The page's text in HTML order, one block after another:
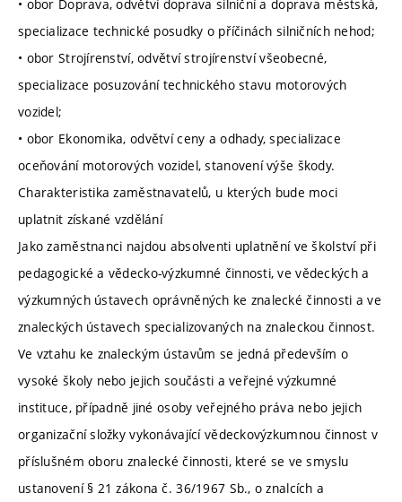
• obor Doprava, odvětví doprava silniční a doprava městská,
specializace technické posudky o příčinách silničních nehod;
• obor Strojírenství, odvětví strojírenství všeobecné,
specializace posuzování technického stavu motorových
vozidel;
• obor Ekonomika, odvětví ceny a odhady, specializace
oceňování motorových vozidel, stanovení výše škody.
Charakteristika zaměstnavatelů, u kterých bude moci
uplatnit získané vzdělání
Jako zaměstnanci najdou absolventi uplatnění ve školství při
pedagogické a vědecko-výzkumné činnosti, ve vědeckých a
výzkumných ústavech oprávněných ke znalecké činnosti a ve
znaleckých ústavech specializovaných na znaleckou činnost.
Ve vztahu ke znaleckým ústavům se jedná především o
vysoké školy nebo jejich součásti a veřejné výzkumné
instituce, případně jiné osoby veřejného práva nebo jejich
organizační složky vykonávající vědeckovýzkumnou činnost v
příslušném oboru znalecké činnosti, které se ve smyslu
ustanovení § 21 zákona č. 36/1967 Sb., o znalcích a